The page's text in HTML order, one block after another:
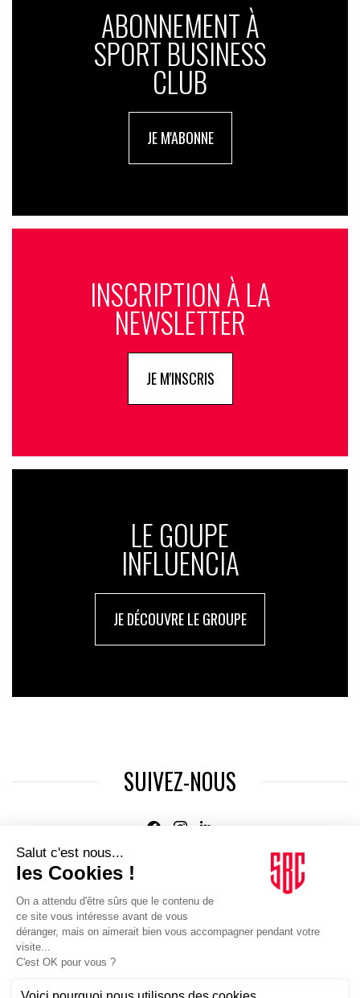
ABONNEMENT À
SPORT BUSINESS
CLUB
JE M'ABONNE
INSCRIPTION À LA
NEWSLETTER
JE M'INSCRIS
LE GOUPE
INFLUENCIA
JE DÉCOUVRE LE GROUPE
SUIVEZ-NOUS